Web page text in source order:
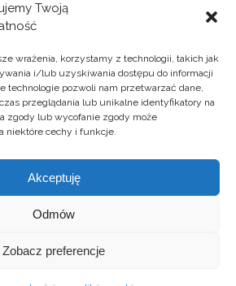
Twoją
wrażenia, korzystamy z technologii, takich jak
i/lub uzyskiwania dostępu do informacji
technologie pozwoli nam przetwarzać dane,
przeglądania lub unikalne identyfikatory na
zgody lub wycofanie zgody może
niektóre cechy i funkcje.
Akceptuję
Odmów
Zobacz preferencje
FAJNEJ PRACY
siebie w pracy! ™©
social_icon_custom_2